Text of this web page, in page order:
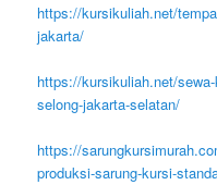
https://kursikuliah.net/
jakarta/
https://kursikuliah.net/
selong-jakarta-selatan/
https://
produksi-sarung-kursi-